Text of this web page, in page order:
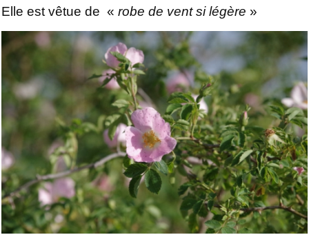
Elle est vêtue de « robe de vent si légère »